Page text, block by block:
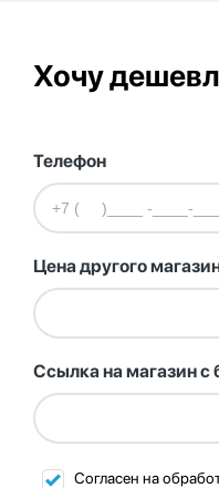
Хочу
Телефон
Цена другого
Ссылка на магазин с
Согласен на